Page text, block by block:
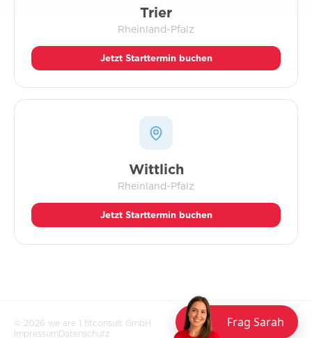
Trier
Rheinland-Pfalz
Jetzt Starttermin buchen
Wittlich
Rheinland-Pfalz
Jetzt Starttermin buchen
© 2026 we are 1 fitconsult GmbH
ImpressumDatenschutz
Frag Sarah